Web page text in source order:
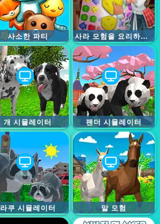
사소한 파티 사라 모험을 요리하고 일치시킵니다
개 시뮬레이터 팬더 시뮬레이터
라쿠 시뮬레이터 말 모험